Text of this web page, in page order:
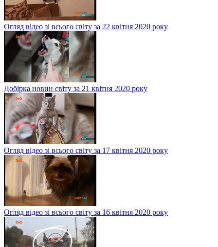
Огляд відео зі всього світу за 22 квітня 2020 року
Добірка новин світу за 21 квітня 2020 року
Огляд відео зі всього світу за 17 квітня 2020 року
Огляд відео зі всього світу за 16 квітня 2020 року